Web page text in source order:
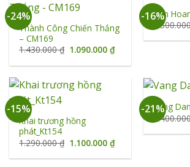
-24%
Thành Công Chiến Thắng
– CM169
1.430.000₫ Giá
là:
1.090.000₫Giá
tại
1.090.000 ₫.
-16%
Hân
-15%
Khai trương hồng
phát_Kt154
1.290.000₫ Giá
gốc
là:
1.100.000₫Giá
tại
-21%Vang